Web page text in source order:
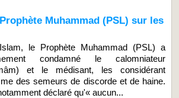
Muhammad (PSL) sur les
le Prophète Muhammad (PSL) a
condamné le calomniateur
et le médisant, les considérant
des semeurs de discorde et de haine.
déclaré qu'« aucun...